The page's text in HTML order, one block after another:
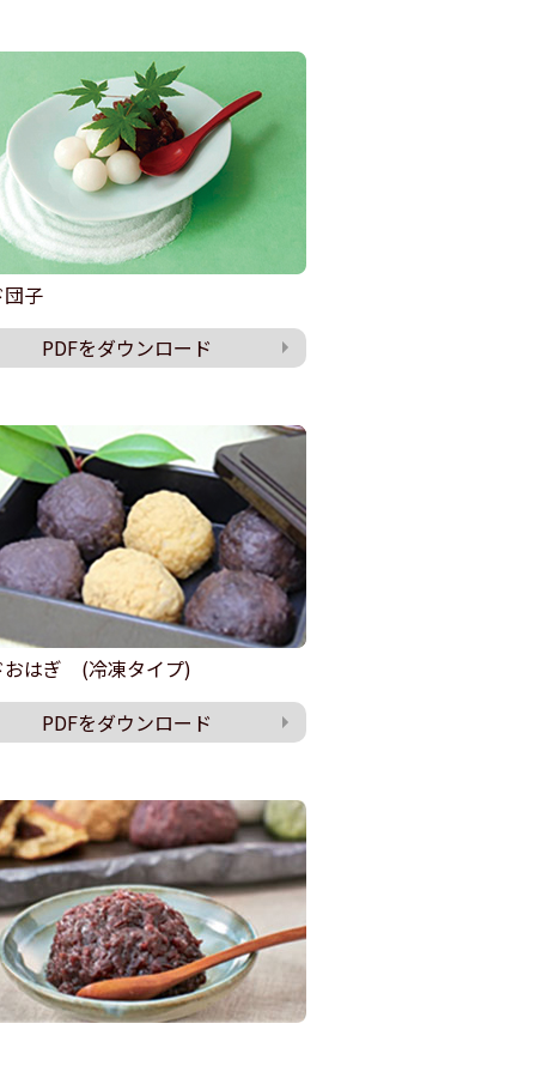
子
PDFをダウンロード
おはぎ (冷凍タイプ)
PDFをダウンロード